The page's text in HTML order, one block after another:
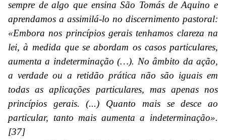
sempre de algo que ensina São Tomás de Aquino e
aprendamos a assimilá-lo no discernimento pastoral:
«Embora nos princípios gerais tenhamos clareza na
lei, à medida que se abordam os casos particulares,
aumenta a indeterminação (…). No âmbito da ação,
a verdade ou a retidão prática não são iguais em
todas as aplicações particulares, mas apenas nos
princípios gerais. (...) Quanto mais se desce ao
particular, tanto mais aumenta a indeterminação».
[37]